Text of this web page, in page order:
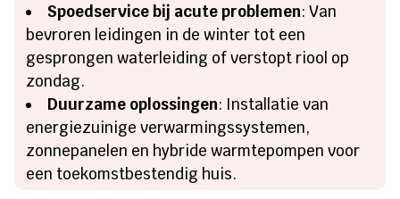
Spoedservice bij acute problemen: Van
bevroren leidingen in de winter tot een
gesprongen waterleiding of verstopt riool op
zondag.
Duurzame oplossingen: Installatie van
energiezuinige verwarmingssystemen,
zonnepanelen en hybride warmtepompen voor
een toekomstbestendig huis.